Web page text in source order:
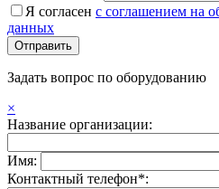
Я согласен с соглашением на
данных
Задать вопрос по оборудованию
×
Название организации:
Имя:
Контактный телефон*: